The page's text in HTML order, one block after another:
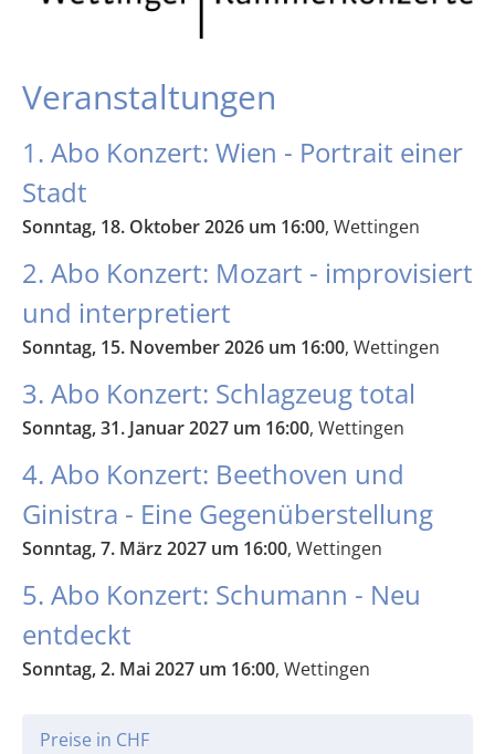
Veranstaltungen
1. Abo Konzert: Wien - Portrait einer
Stadt
Sonntag, 18. Oktober 2026 um 16:00, Wettingen
2. Abo Konzert: Mozart - improvisiert
und interpretiert
Sonntag, 15. November 2026 um 16:00, Wettingen
3. Abo Konzert: Schlagzeug total
Sonntag, 31. Januar 2027 um 16:00, Wettingen
4. Abo Konzert: Beethoven und
Ginistra - Eine Gegenüberstellung
Sonntag, 7. März 2027 um 16:00, Wettingen
5. Abo Konzert: Schumann - Neu
entdeckt
Sonntag, 2. Mai 2027 um 16:00, Wettingen
Preise in CHF